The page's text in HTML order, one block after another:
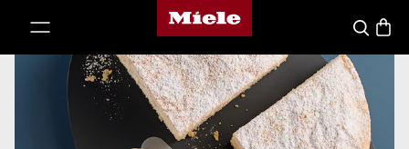
Miele-Homepage
Suche